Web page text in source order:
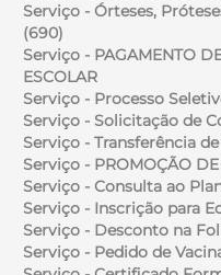
Serviço - Órteses,
(690)
Serviço - PAGAMENTO
ESCOLAR
Serviço - Processo
Serviço - Solicitação de
Serviço - Transferência
Serviço - PROMOÇÃO DE
Serviço - Consulta ao
Serviço - Inscrição para
Serviço - Desconto na
Serviço - Pedido de